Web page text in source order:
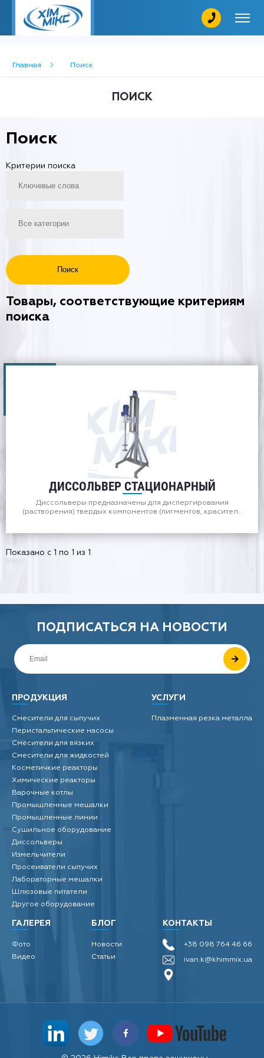
Главная Поиск
ПОИСК
Поиск
Критерии поиска
Товары, соответствующие критериям
поиска
ДИССОЛЬВЕР СТАЦИОНАРНЫЙ
Диссольверы предназначены для диспергирования
(растворения) твердых компонентов (пигментов, красител..
Показано с 1 по 1 из 1
ПОДПИСАТЬСЯ НА НОВОСТИ
ПРОДУКЦИЯ
Смесители для сыпучих
Перистальтические насосы
Смесители для вязких
Смесители для жидкостей
Косметичкие реакторы
Химические реакторы
Варочные котлы
Промышленные мешалки
Промышленные линии
Сушильное оборудование
Диссольверы
Измельчители
Просеиватели сыпучих
Лабораторные мешалки
Шлюзовые питатели
Другое оборудование
УСЛУГИ
Плазменная резка металла
ГАЛЕРЕЯ
Фото
Видео
БЛОГ
Новости
Статьи
КОНТАКТЫ
+38 098 764 46 66
ivan.k@khimmix.ua